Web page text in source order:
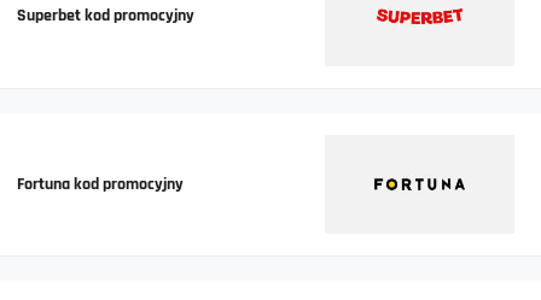
Superbet kod promocyjny
Fortuna kod promocyjny